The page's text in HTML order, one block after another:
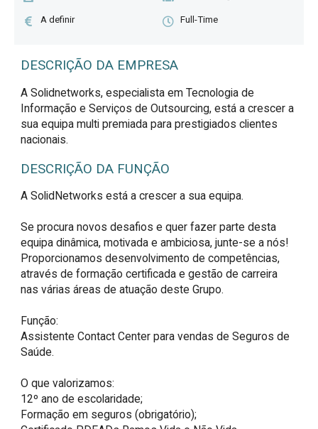
A definir Full-Time
DESCRIÇÃO DA EMPRESA
A Solidnetworks, especialista em Tecnologia de
Informação e Serviços de Outsourcing, está a crescer a
sua equipa multi premiada para prestigiados clientes
nacionais.
DESCRIÇÃO DA FUNÇÃO
A SolidNetworks está a crescer a sua equipa.
Se procura novos desafios e quer fazer parte desta
equipa dinâmica, motivada e ambiciosa, junte-se a nós!
Proporcionamos desenvolvimento de competências,
através de formação certificada e gestão de carreira
nas várias áreas de atuação deste Grupo.
Função:
Assistente Contact Center para vendas de Seguros de
Saúde.
O que valorizamos:
12º ano de escolaridade;
Formação em seguros (obrigatório);